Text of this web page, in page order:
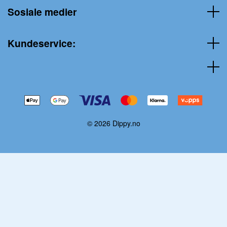
Sosiale medier
Kundeservice:
© 2026 Dippy.no